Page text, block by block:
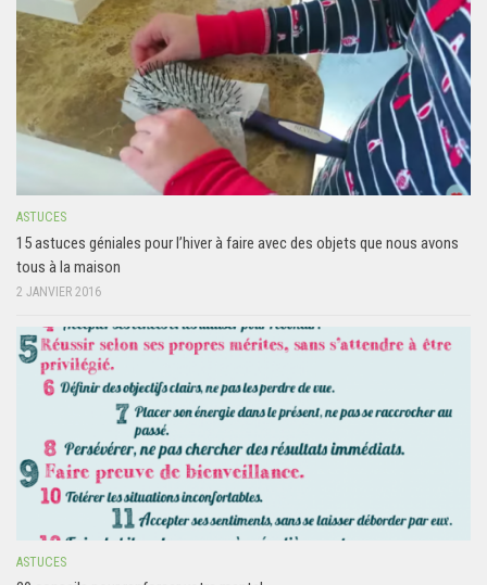
ASTUCES
15 astuces géniales pour l’hiver à faire avec des objets que nous avons
tous à la maison
2 JANVIER 2016
ASTUCES